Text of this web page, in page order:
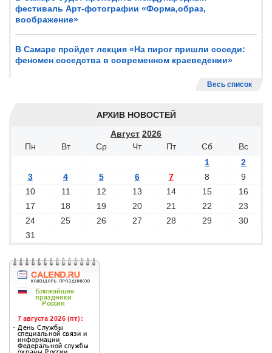
фестиваль Арт-фотографии «Форма,образ,
воображение»
В Самаре пройдет лекция «На пирог пришли соседи:
феномен соседства в современном краеведении»
Весь список
АРХИВ НОВОСТЕЙ
Август 2026
Пн
Вт Ср Чт Пт Сб
Вс
1
2
3
4 5 6 7 8
9
10
11 12 13 14 15
16
17
18 19 20 21 22
23
24
25 26 27 28 29
30
31